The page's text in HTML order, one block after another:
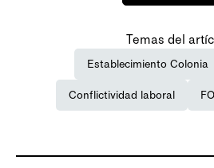
Temas del
Establecimiento Colonia
Conflictividad laboral